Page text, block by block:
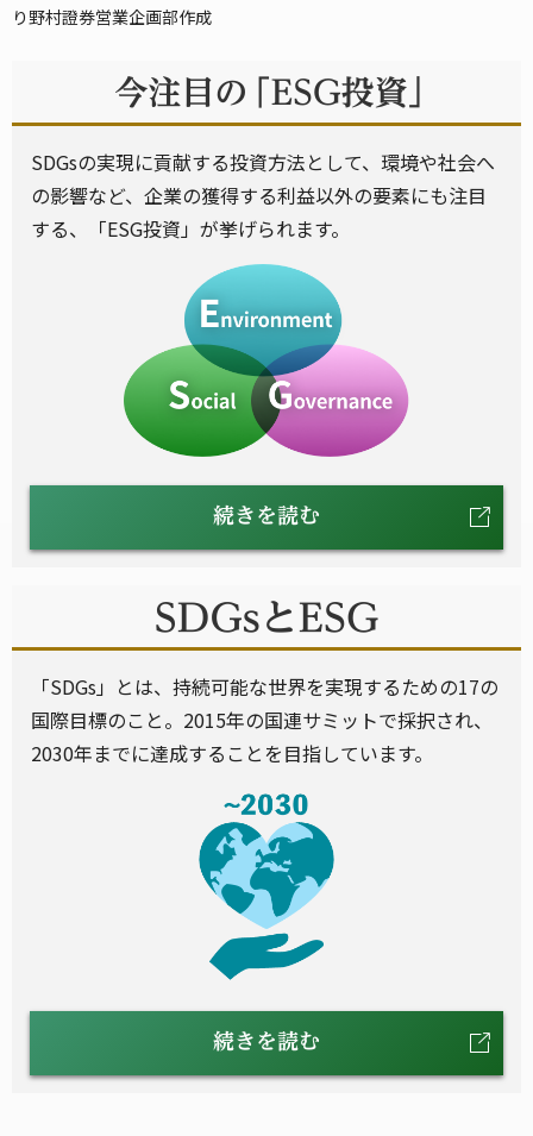
り野村證券営業企画部作成
SDGsの実現に貢献する投資方法として、環境や社会へ
の影響など、企業の獲得する利益以外の要素にも注目
する、「ESG投資」が挙げられます。
「SDGs」とは、持続可能な世界を実現するための17の
国際目標のこと。2015年の国連サミットで採択され、
2030年までに達成することを目指しています。